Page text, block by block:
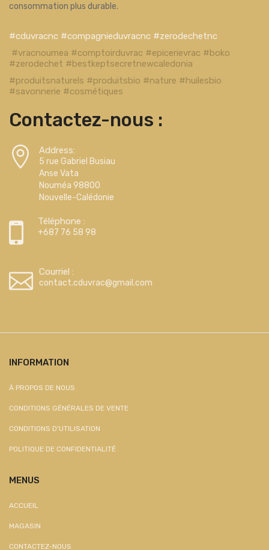
consommation plus durable.
#cduvracnc #compagnieduvracnc #zerodechetnc
#vracnoumea #comptoirduvrac #epicerievrac #boko
#zerodechet #bestkeptsecretnewcaledonia
#produitsnaturels #produitsbio #nature #huilesbio
#savonnerie #cosmétiques
Contactez-nous :
Address:
5 rue Gabriel Busiau
Anse Vata
Nouméa 98800
Nouvelle-Calédonie
Téléphone :
+687 76 58 98
Courriel :
contact.cduvrac@gmail.com
INFORMATION
À PROPOS DE NOUS
CONDITIONS GÉNÉRALES DE VENTE
CONDITIONS D'UTILISATION
POLITIQUE DE CONFIDENTIALITÉ
MENUS
ACCUEIL
MAGASIN
CONTACTEZ-NOUS